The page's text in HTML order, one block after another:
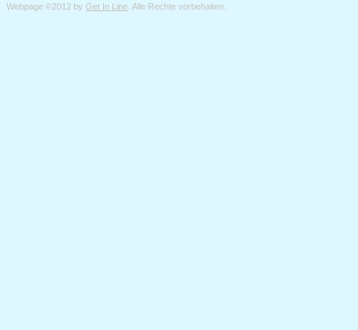
Webpage ©2012 by Get In Line . Alle Rechte vorbehalten.